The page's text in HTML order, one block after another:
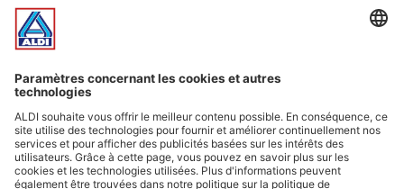
Offres
Infos essentielles
Suivez ALDI Belgique